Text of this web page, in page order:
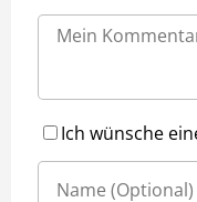
Ich wünsche